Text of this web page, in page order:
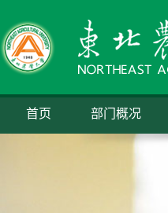
首页 部门概况